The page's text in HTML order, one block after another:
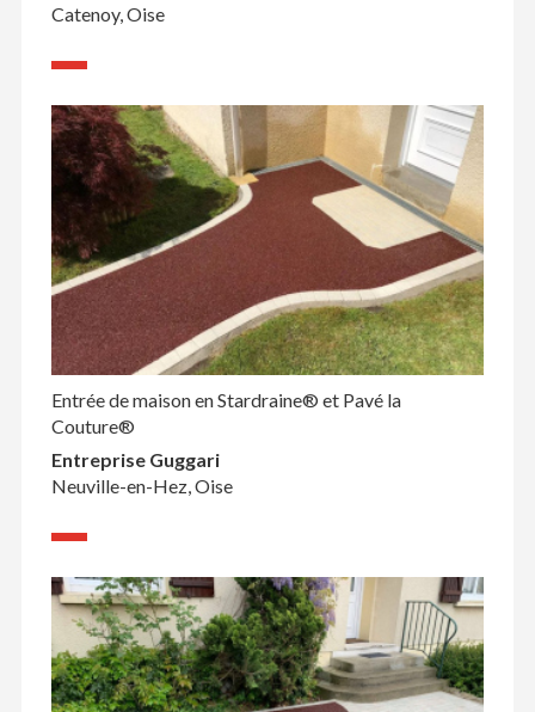
Catenoy, Oise
Entrée de maison en Stardraine® et Pavé la
Couture®
Entreprise Guggari
Neuville-en-Hez, Oise